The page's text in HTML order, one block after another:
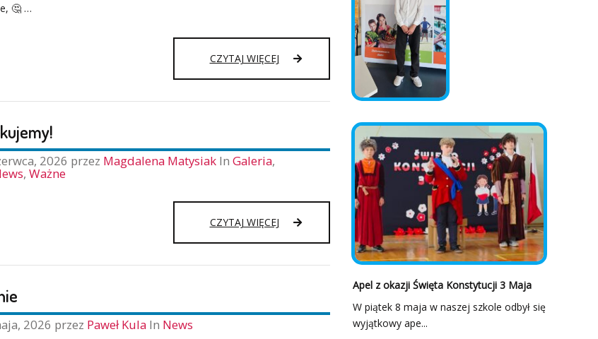
🤔 …
CZYTAJ WIĘCEJ“MYŚLĘ
–
NAJMŁODSZYCH”
3
PROJEKT
EDUKACYJNY
2026 przez Magdalena Matysiak In Galeria,
, Ważne
CZYTAJ WIĘCEJZ
2026 przez Paweł Kula In News
Apel z okazji Święta Konstytucji 3 Maja
W piątek 8 maja w naszej szkole odbył się
wyjątkowy ape...